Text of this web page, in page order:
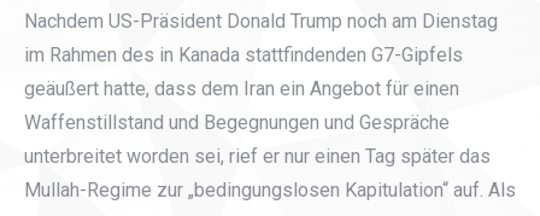
Nachdem US-Präsident Donald Trump noch am Dienstag
im Rahmen des in Kanada stattfindenden G7-Gipfels
geäußert hatte, dass dem Iran ein Angebot für einen
Waffenstillstand und Begegnungen und Gespräche
unterbreitet worden sei, rief er nur einen Tag später das
Mullah-Regime zur „bedingungslosen Kapitulation“ auf. Als